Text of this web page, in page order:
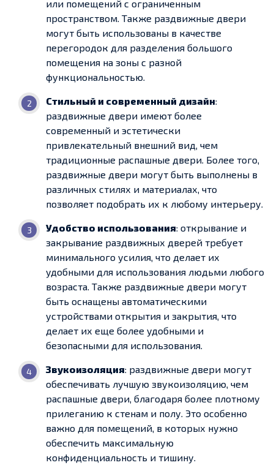
или помещений с ограниченным
пространством. Также раздвижные двери
могут быть использованы в качестве
перегородок для разделения большого
помещения на зоны с разной
функциональностью.
Стильный и современный дизайн:
раздвижные двери имеют более
современный и эстетически
привлекательный внешний вид, чем
традиционные распашные двери. Более того,
раздвижные двери могут быть выполнены в
различных стилях и материалах, что
позволяет подобрать их к любому интерьеру.
Удобство использования: открывание и
закрывание раздвижных дверей требует
минимального усилия, что делает их
удобными для использования людьми любого
возраста. Также раздвижные двери могут
быть оснащены автоматическими
устройствами открытия и закрытия, что
делает их еще более удобными и
безопасными для использования.
Звукоизоляция: раздвижные двери могут
обеспечивать лучшую звукоизоляцию, чем
распашные двери, благодаря более плотному
прилеганию к стенам и полу. Это особенно
важно для помещений, в которых нужно
обеспечить максимальную
конфиденциальность и тишину.